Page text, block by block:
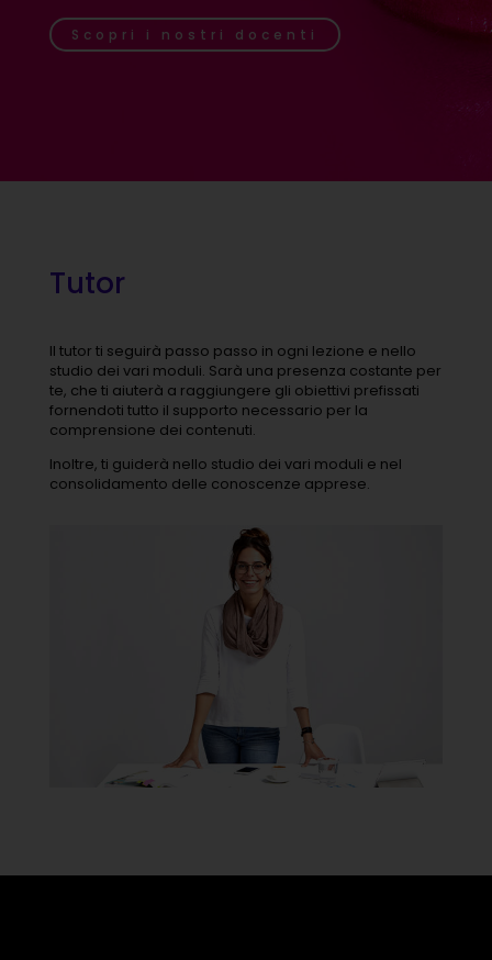
Scopri i nostri docenti
Tutor
Il tutor ti seguirà passo passo in ogni lezione e nello
studio dei vari moduli. Sarà una presenza costante per
te, che ti aiuterà a raggiungere gli obiettivi prefissati
fornendoti tutto il supporto necessario per la
comprensione dei contenuti.
Inoltre, ti guiderà nello studio dei vari moduli e nel
consolidamento delle conoscenze apprese.